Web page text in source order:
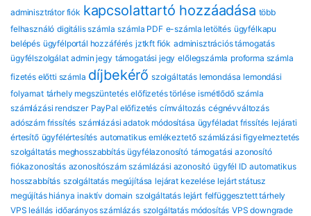
adminisztrátor fiók kapcsolattartó hozzáadása több
felhasználó digitális számla számla PDF e-számla letöltés ügyfélkapu
belépés ügyfélportál hozzáférés jztkft fiók adminisztrációs támogatás
ügyfélszolgálat admin jegy támogatási jegy előlegszámla proforma számla
fizetés előtti számla díjbekérő szolgáltatás lemondása lemondási
folyamat tárhely megszüntetés előfizetés törlése ismétlődő számla
számlázási rendszer PayPal előfizetés címváltozás cégnévváltozás
adószám frissítés számlázási adatok módosítása ügyféladat frissítés lejárati
értesítő ügyfélértesítés automatikus emlékeztető számlázási figyelmeztetés
szolgáltatás meghosszabbítás ügyfélazonosító támogatási azonosító
fiókazonosítás azonosítószám számlázási azonosító ügyfél ID automatikus
hosszabbítás szolgáltatás megújítása lejárat kezelése lejárt státusz
megújítás hiánya inaktív domain szolgáltatás lejárt felfüggesztett tárhely
VPS leállás időarányos számlázás szolgáltatás módosítás VPS downgrade